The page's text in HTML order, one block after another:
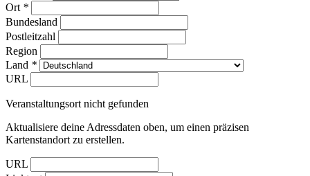
Ort *
Bundesland
Postleitzahl
Region
Land *
URL
Veranstaltungsort nicht gefunden
Aktualisiere deine Adressdaten oben, um einen präzisen
Kartenstandort zu erstellen.
URL